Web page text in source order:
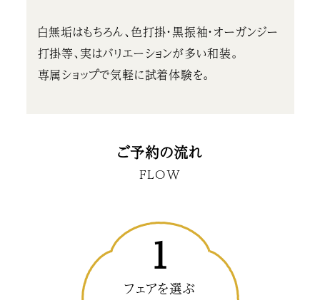
白無垢はもちろん、色打掛・黒振袖・オーガンジー
打掛等、実はバリエーションが多い和装。
専属ショップで気軽に試着体験を。
ご予約の流れ
FLOW
1
フェアを選ぶ